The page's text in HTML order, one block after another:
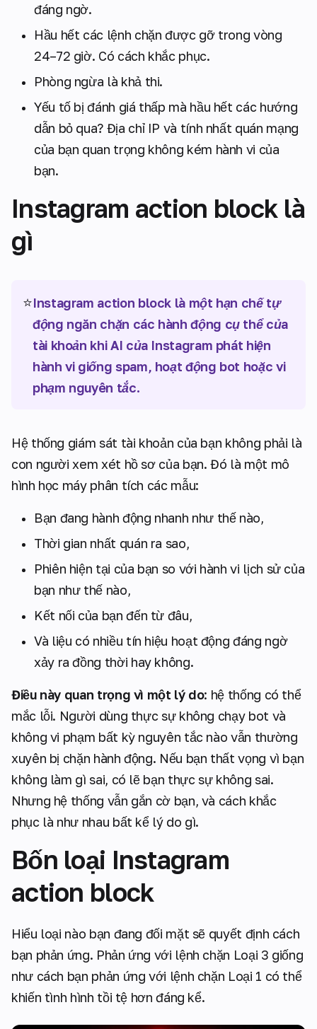
đáng ngờ.
Hầu hết các lệnh chặn được gỡ trong vòng
24–72 giờ. Có cách khắc phục.
Phòng ngừa là khả thi.
Yếu tố bị đánh giá thấp mà hầu hết các hướng
dẫn bỏ qua? Địa chỉ IP và tính nhất quán mạng
của bạn quan trọng không kém hành vi của
bạn.
Instagram action block là
gì
⭐Instagram action block là một hạn chế tự
động ngăn chặn các hành động cụ thể của
tài khoản khi AI của Instagram phát hiện
hành vi giống spam, hoạt động bot hoặc vi
phạm nguyên tắc.
Hệ thống giám sát tài khoản của bạn không phải là
con người xem xét hồ sơ của bạn. Đó là một mô
hình học máy phân tích các mẫu:
Bạn đang hành động nhanh như thế nào,
Thời gian nhất quán ra sao,
Phiên hiện tại của bạn so với hành vi lịch sử của
bạn như thế nào,
Kết nối của bạn đến từ đâu,
Và liệu có nhiều tín hiệu hoạt động đáng ngờ
xảy ra đồng thời hay không.
Điều này quan trọng vì một lý do: hệ thống có thể
mắc lỗi. Người dùng thực sự không chạy bot và
không vi phạm bất kỳ nguyên tắc nào vẫn thường
xuyên bị chặn hành động. Nếu bạn thất vọng vì bạn
không làm gì sai, có lẽ bạn thực sự không sai.
Nhưng hệ thống vẫn gắn cờ bạn, và cách khắc
phục là như nhau bất kể lý do gì.
Bốn loại Instagram
action block
Hiểu loại nào bạn đang đối mặt sẽ quyết định cách
bạn phản ứng. Phản ứng với lệnh chặn Loại 3 giống
như cách bạn phản ứng với lệnh chặn Loại 1 có thể
khiến tình hình tồi tệ hơn đáng kể.